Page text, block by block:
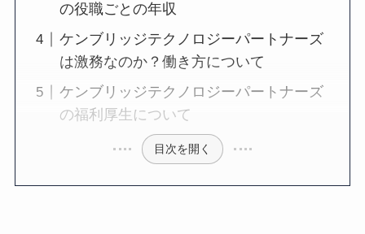
の役職ごとの年収
ケンブリッジテクノロジーパートナーズ
は激務なのか？働き方について
ケンブリッジテクノロジーパートナーズ
の福利厚生について
目次を開く